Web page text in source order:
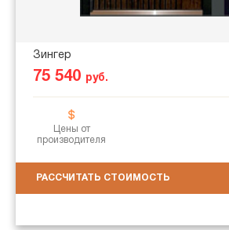
Зингер
75 540 руб.
Цены от
производителя
РАССЧИТАТЬ СТОИМОСТЬ